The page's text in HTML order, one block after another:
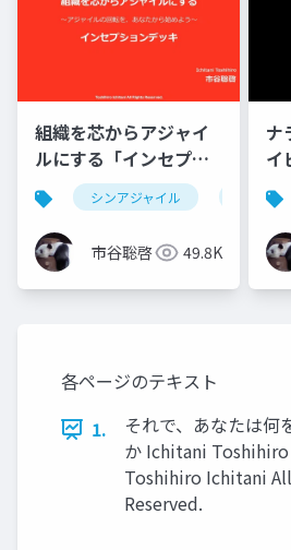
組織を芯からアジャイ
ルにする「インセプシ
ョンデッキ」
シンアジャイル
市谷聡啓 49.8K
ナ
イ
各ページのテキスト
1.
それで、あなたは何
か Ichitani Toshihiro
Toshihiro Ichitani
Reserved.